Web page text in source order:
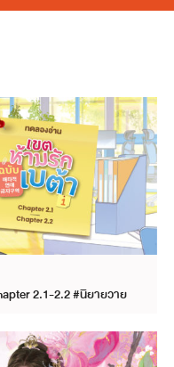
2.1-2.2 #นิยายวาย